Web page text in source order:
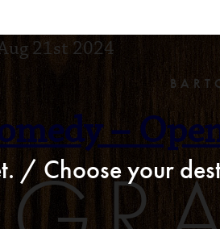
/ Choose your
21st 2024
–